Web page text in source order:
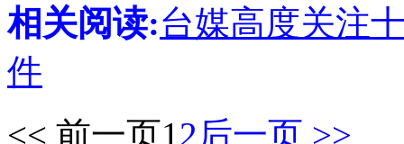
相关阅读:台媒高度关注
件
<< 前一页1 2后一页 >>